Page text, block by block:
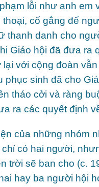
lỗi như anh em
thoại, cố gắng để
thanh danh cho
Giáo hội đã đưa ra
lại với cộng đoàn
phục sinh đã cho
tháo cởi và ràng
ra các quyết định
của những nhóm
có hai người,
trời sẽ ban cho (c.
hay ba người hội